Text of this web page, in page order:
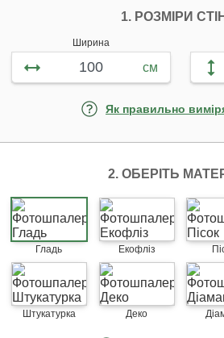
1. РОЗМІРИ
Ширина
см
Як правильно
2. ОБЕРІТЬ
Гладь Екофліз
Штукатурка Деко